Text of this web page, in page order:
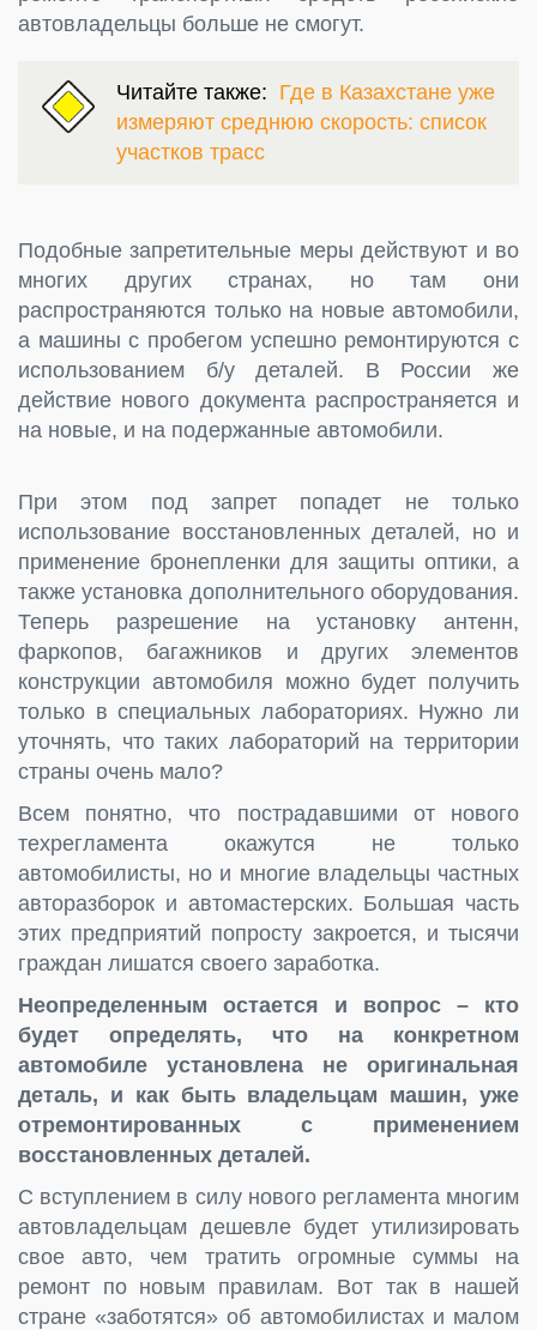
автовладельцы больше не смогут.
Читайте также: Где в Казахстане уже
измеряют среднюю скорость: список
участков трасс
Подобные запретительные меры действуют и во
многих других странах, но там они
распространяются только на новые автомобили,
а машины с пробегом успешно ремонтируются с
использованием б/у деталей. В России же
действие нового документа распространяется и
на новые, и на подержанные автомобили.
При этом под запрет попадет не только
использование восстановленных деталей, но и
применение бронепленки для защиты оптики, а
также установка дополнительного оборудования.
Теперь разрешение на установку антенн,
фаркопов, багажников и других элементов
конструкции автомобиля можно будет получить
только в специальных лабораториях. Нужно ли
уточнять, что таких лабораторий на территории
страны очень мало?
Всем понятно, что пострадавшими от нового
техрегламента окажутся не только
автомобилисты, но и многие владельцы частных
авторазборок и автомастерских. Большая часть
этих предприятий попросту закроется, и тысячи
граждан лишатся своего заработка.
Неопределенным остается и вопрос – кто
будет определять, что на конкретном
автомобиле установлена не оригинальная
деталь, и как быть владельцам машин, уже
отремонтированных с применением
восстановленных деталей.
С вступлением в силу нового регламента многим
автовладельцам дешевле будет утилизировать
свое авто, чем тратить огромные суммы на
ремонт по новым правилам. Вот так в нашей
стране «заботятся» об автомобилистах и малом